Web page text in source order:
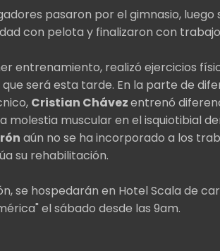
pasaron por el gimnasio,
con pelota y finalizaron con
entrenamiento, realizó ejercicios
será esta tarde. En la parte de
Cristian Chávezentrenó
molestia muscular en el isquiotibial
aún no se ha incorporado a los
su rehabilitación.
se hospedarán en Hotel Scala de
el sábado desde las 9am.